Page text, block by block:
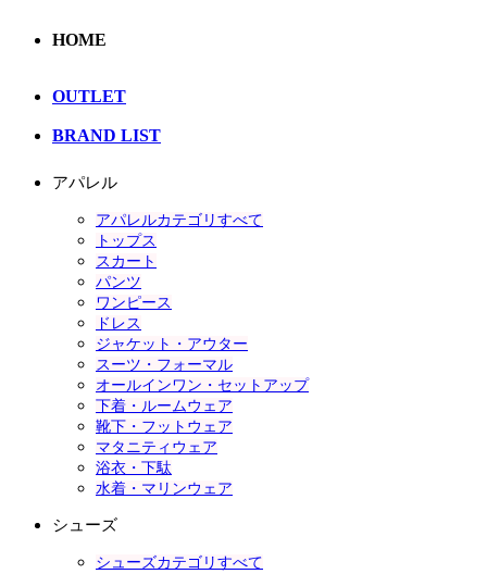
HOME
OUTLET
BRAND LIST
アパレル
アパレルカテゴリすべて
トップス
スカート
パンツ
ワンピース
ドレス
ジャケット・アウター
スーツ・フォーマル
オールインワン・セットアップ
下着・ルームウェア
靴下・フットウェア
マタニティウェア
浴衣・下駄
水着・マリンウェア
シューズ
シューズカテゴリすべて